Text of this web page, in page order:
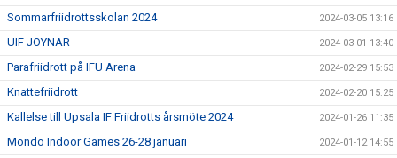
Sommarfriidrottsskolan 2024 2024-03-05 13:16
UIF JOYNAR 2024-03-01 13:40
Parafriidrott på IFU Arena 2024-02-29 15:53
Knattefriidrott 2024-02-20 15:25
Kallelse till Upsala IF Friidrotts årsmöte 2024 2024-01-26 11:35
Mondo Indoor Games 26-28 januari 2024-01-12 14:55